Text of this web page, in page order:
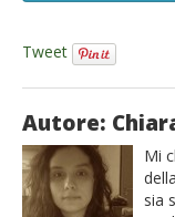
Tweet
Autore:
Mi
sia